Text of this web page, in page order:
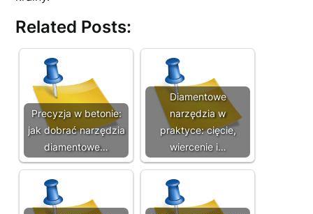
Related Posts:
Precyzja w betonie:
jak dobrać narzędzia
diamentowe…
Diamentowe
narzędzia w
praktyce: cięcie,
wiercenie i…